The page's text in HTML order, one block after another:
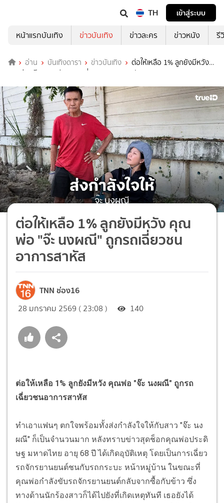
TH
เข้าสู่ระบบ
หน้าแรกบันเทิง
ข่าวบันเทิง ข่าวละคร ข่าวหนัง รี
อ่าน บันเทิงดารา ข่าวบันเทิง
ต่อให้เหลือ 1% ลูกยังมีหวัง
คุณพ่อ "จ๊ะ นงผณี" ถูกรถเฉี่ยวชนอาการสาหัส
ต่อให้เหลือ 1% ลูกยังมีหวัง คุณ
พ่อ "จ๊ะ นงผณี" ถูกรถเฉี่ยวชน
อาการสาหัส
TNN ช่อง16
28 มกราคม 2569 ( 23:08 ) 140
ต่อให้เหลือ 1% ลูกยังมีหวัง คุณพ่อ "จ๊ะ นงผณี" ถูกรถ
เฉี่ยวชนอาการสาหัส
ทำเอาแฟนๆ ตกใจพร้อมทั้งส่งกำลังใจให้กับสาว "จ๊ะ นง
ผณี" ก็เป็นจำนวนมาก หลังทราบข่าวสุดช็อกคุณพ่อประดิ
ษฐ มหาดไทย อายุ 68 ปี ได้เกิดอุบัติเหตุ โดยเป็นการเฉี่ยว
รถจักรยานยนต์ชนกับรถกระบะ หน้าหมู่บ้าน ในขณะที่
คุณพ่อกำลังขับรถจักรยานยนต์กลับจากซื้อกับข้าว ซึ่ง
ทางด้านนักร้องสาวก็ได้ไปยังที่เกิดเหตุทันที เธอยังได้